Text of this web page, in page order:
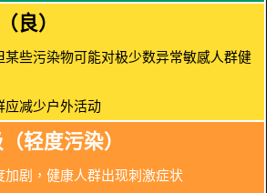
良）
某些污染物可能对极少数异常敏感人群健
应减少户外活动
轻度污染）
剧，健康人群出现刺激症状